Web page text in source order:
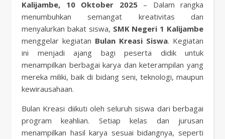
Kalijambe, 10 Oktober 2025– Dalam rangka
menumbuhkan semangat kreativitas dan
menyalurkan bakat siswa, SMK Negeri 1 Kalijambe
menggelar kegiatan Bulan Kreasi Siswa. Kegiatan
ini menjadi ajang bagi peserta didik untuk
menampilkan berbagai karya dan keterampilan yang
mereka miliki, baik di bidang seni, teknologi, maupun
kewirausahaan.
Bulan Kreasi diikuti oleh seluruh siswa dari berbagai
program keahlian. Setiap kelas dan jurusan
menampilkan hasil karya sesuai bidangnya, seperti